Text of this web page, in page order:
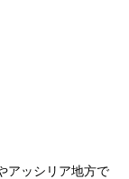
アッシリア地方で